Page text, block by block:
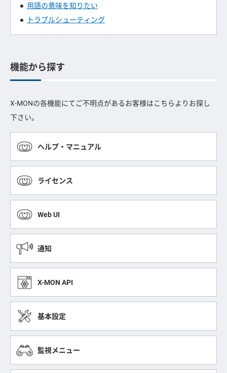
用語の意味を知りたい
トラブルシューティング
機能から探す
X-MONの各機能にてご不明点があるお客様はこちらよりお探し
下さい。
ヘルプ・マニュアル
ライセンス
Web UI
通知
X-MON API
基本設定
監視メニュー